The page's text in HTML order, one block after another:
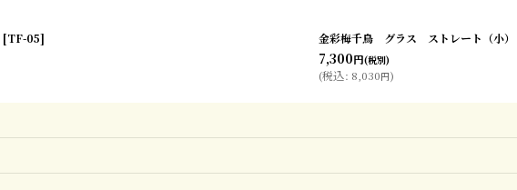
[TF-05] 金彩梅千鳥 グラス ストレート（小
7,300円(税別)
(税込: 8,030円)